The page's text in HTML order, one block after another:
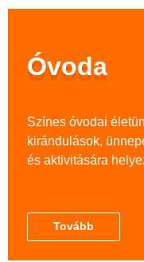
Óvoda
Színes óvodai
kirándulások,
és aktivitására
Tovább